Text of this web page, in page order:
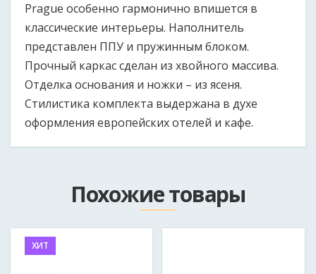
Prague особенно гармонично впишется в
классические интерьеры. Наполнитель
представлен ППУ и пружинным блоком.
Прочный каркас сделан из хвойного массива.
Отделка основания и ножки – из ясеня.
Стилистика комплекта выдержана в духе
оформления европейских отелей и кафе.
большую, так и в меньшую сторону при согласовании
с клиентом.
Длина дивана:
1900 мм
Email
Похожие товары
ХИТ